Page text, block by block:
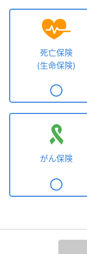
死亡保険
(生命保険)
がん保険